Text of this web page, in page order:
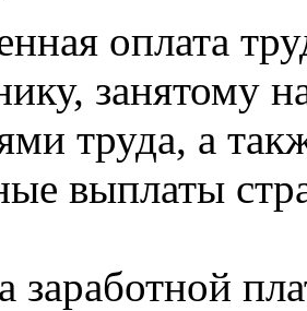
оплата
занятому
труда, а
выплаты
заработной